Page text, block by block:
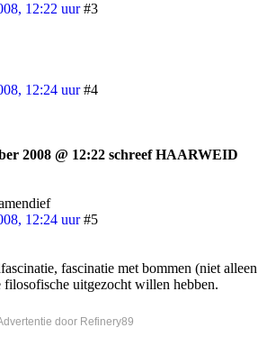
12:22 uur #3
12:24 uur #4
2008 @ 12:22 schreef HAARWEID
12:24 uur #5
fascinatie met bommen (niet alleen
filosofische uitgezocht willen hebben.
door Refinery89